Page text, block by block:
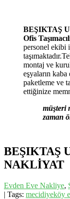
BEŞIKTAŞ
Ofis
personel ekibi
montaj ve
eşyaların
paketleme ve
ettiğinize
müşteri
zaman
BEŞIKTAŞ
NAKLİYAT
Evden Eve Nakliye,
| Tags: mecidiyeköy